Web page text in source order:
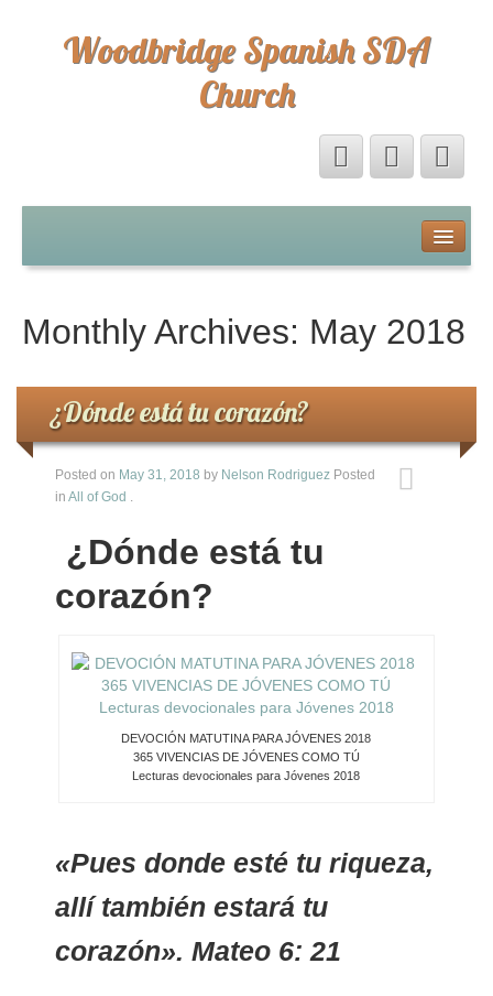
Woodbridge Spanish SDA
Church
Sermones
Directorio
Escuela Sabatica
Musica
Salud y Temperancia
Conquistadores
Diaconisas
Monthly Archives: May 2018
¿Dónde está tu corazón?
Posted on May 31, 2018 by Nelson Rodriguez Posted
in All of God .
¿Dónde está tu
corazón?
DEVOCIÓN MATUTINA PARA JÓVENES 2018
365 VIVENCIAS DE JÓVENES COMO TÚ
Lecturas devocionales para Jóvenes 2018
«Pues donde esté tu riqueza,
allí también estará tu
corazón». Mateo 6: 21